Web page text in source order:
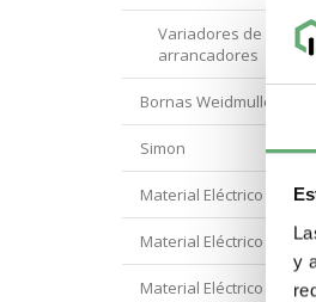
y
Variadores de
arrancadores
Bornas Weidmuller
Simon
Material Eléctrico Eaton
Material Eléctrico Hager
Material Eléctrico